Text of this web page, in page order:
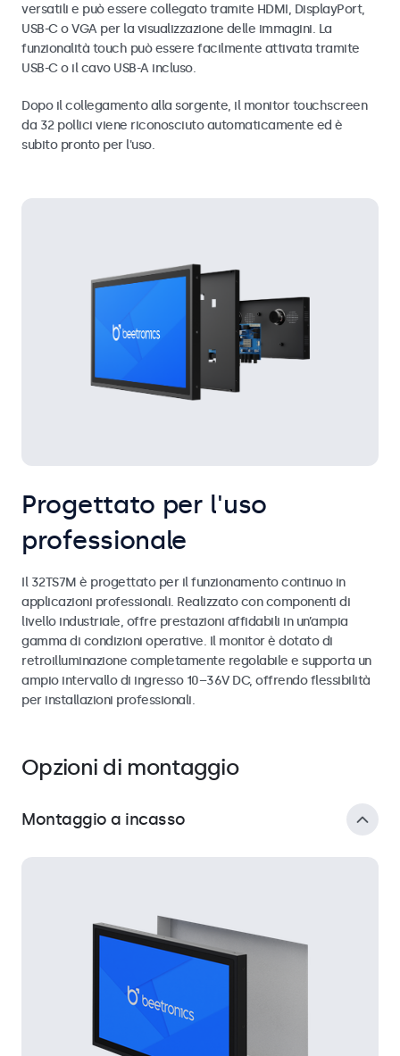
versatili e può essere collegato tramite HDMI, DisplayPort,
USB-C o VGA per la visualizzazione delle immagini. La
funzionalità touch può essere facilmente attivata tramite
USB-C o il cavo USB-A incluso.
Dopo il collegamento alla sorgente, il monitor touchscreen
da 32 pollici viene riconosciuto automaticamente ed è
subito pronto per l'uso.
Progettato per l'uso
professionale
Il 32TS7M è progettato per il funzionamento continuo in
applicazioni professionali. Realizzato con componenti di
livello industriale, offre prestazioni affidabili in un’ampia
gamma di condizioni operative. Il monitor è dotato di
retroilluminazione completamente regolabile e supporta un
ampio intervallo di ingresso 10–36V DC, offrendo flessibilità
per installazioni professionali.
Opzioni di montaggio
Montaggio a incasso